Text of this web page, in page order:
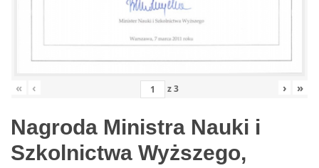
« ‹ z3 › »
Nagroda Ministra Nauki i
Szkolnictwa Wyższego,